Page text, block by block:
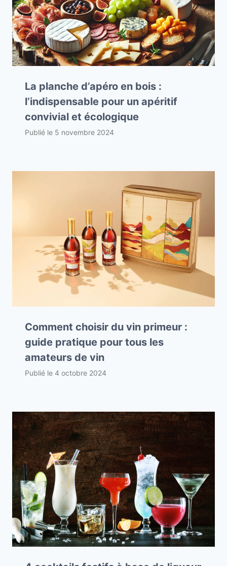
La planche d’apéro en bois :
l’indispensable pour un apéritif
convivial et écologique
Publié le 5 novembre 2024
Comment choisir du vin primeur :
guide pratique pour tous les
amateurs de vin
Publié le 4 octobre 2024